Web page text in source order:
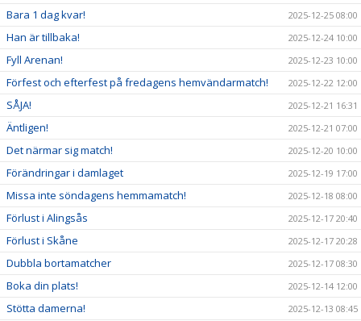
Bara 1 dag kvar! 2025-12-25 08:00
Han är tillbaka! 2025-12-24 10:00
Fyll Arenan! 2025-12-23 10:00
Förfest och efterfest på fredagens hemvändarmatch! 2025-12-22 12:00
SÅJA! 2025-12-21 16:31
Äntligen! 2025-12-21 07:00
Det närmar sig match! 2025-12-20 10:00
Förändringar i damlaget 2025-12-19 17:00
Missa inte söndagens hemmamatch! 2025-12-18 08:00
Förlust i Alingsås 2025-12-17 20:40
Förlust i Skåne 2025-12-17 20:28
Dubbla bortamatcher 2025-12-17 08:30
Boka din plats! 2025-12-14 12:00
Stötta damerna! 2025-12-13 08:45